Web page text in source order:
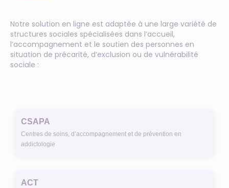
Notre solution en ligne est adaptée à une large variété de
structures sociales spécialisées dans l’accueil,
l’accompagnement et le soutien des personnes en
situation de précarité, d’exclusion ou de vulnérabilité
sociale :
CSAPA
Centres de soins, d’accompagnement et de prévention en
addictologie
ACT